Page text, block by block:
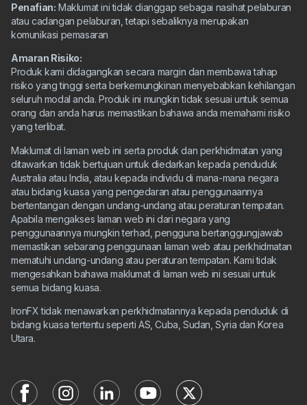
Penafian: Maklumat ini tidak dianggap sebagai nasihat pelaburan
atau cadangan pelaburan, tetapi sebaliknya merupakan
komunikasi pemasaran
Amaran Risiko:
Produk kami didagangkan secara margin dan membawa tahap
risiko yang tinggi serta berkemungkinan menyebabkan kehilangan
seluruh modal anda. Produk ini mungkin tidak sesuai untuk semua
orang dan anda harus memastikan bahawa anda memahami risiko
yang terlibat.
Maklumat di laman web ini serta produk dan perkhidmatan yang
ditawarkan tidak bertujuan untuk diedarkan kepada penduduk
Australia atau India, atau kepada individu di mana-mana negara
atau bidang kuasa yang pengedaran atau penggunaannya
bertentangan dengan undang-undang atau peraturan tempatan.
Apabila mengakses laman web ini dari negara yang
penggunaannya mungkin terhad, pengguna bertanggungjawab
memastikan sebarang penggunaan laman web atau perkhidmatan
mematuhi undang-undang atau peraturan tempatan. Kami tidak
mengesahkan bahawa maklumat di laman web ini sesuai untuk
semua bidang kuasa.
IronFX tidak menawarkan perkhidmatannya kepada penduduk di
bidang kuasa tertentu seperti AS, Cuba, Sudan, Syria dan Korea
Utara.